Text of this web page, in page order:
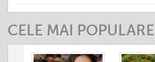
CELE MAI POPULARE